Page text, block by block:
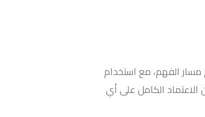
الفهم، مع استخدام
الاعتماد الكامل على أي